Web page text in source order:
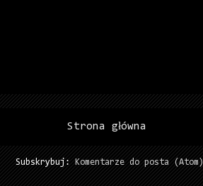
Strona główna
Subskrybuj: Komentarze do posta (Atom)